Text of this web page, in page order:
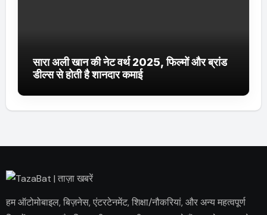
सारा अली खान की नेट वर्थ 2025, फिल्मों और ब्रांड
डील्स से होती है शानदार कमाई
हम ऑटोमोबाइल, बिज़नेस, एंटरटेनमेंट, शिक्षा/नौकरियां, और अन्य महत्वपूर्ण